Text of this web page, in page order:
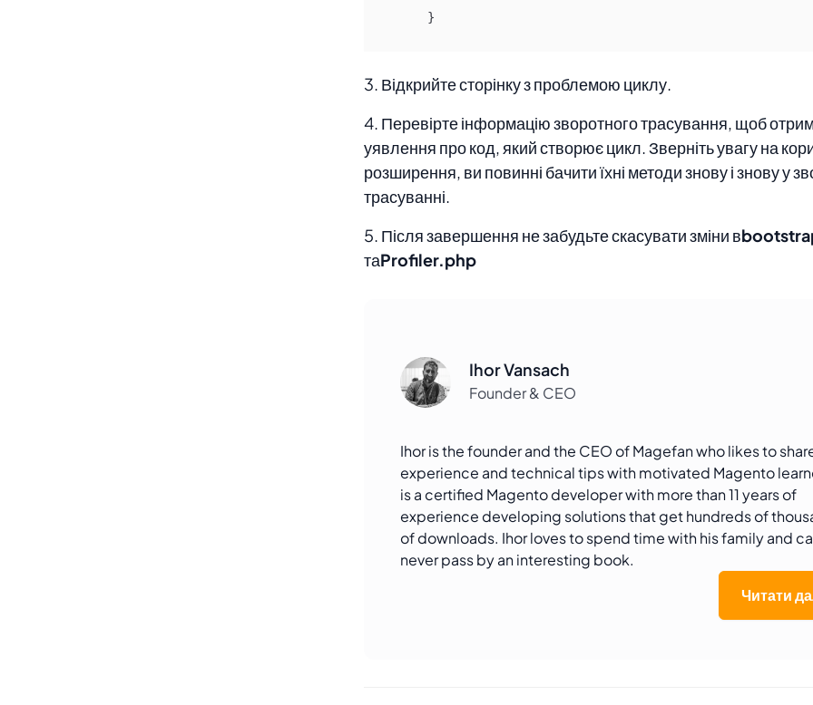
}
3. Відкрийте сторінку з проблемою циклу.
4. Перевірте інформацію зворотного трасування, щоб
уявлення про код, який створює цикл. Зверніть увагу на
розширення, ви повинні бачити їхні методи знову і знову у
трасуванні.
5. Після завершення не забудьте скасувати зміни в
таProfiler.php
Ihor Vansach
Founder & CEO
Ihor is the founder and the CEO of Magefan who likes to
experience and technical tips with motivated Magento
is a certified Magento developer with more than 11 years of
experience developing solutions that get hundreds of
of downloads. Ihor loves to spend time with his family and
never pass by an interesting book.
Читати